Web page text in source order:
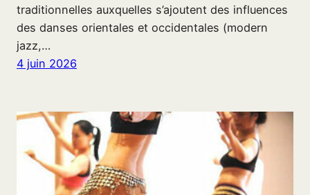
traditionnelles auxquelles s’ajoutent des influences
des danses orientales et occidentales (modern
jazz,…
4 juin 2026